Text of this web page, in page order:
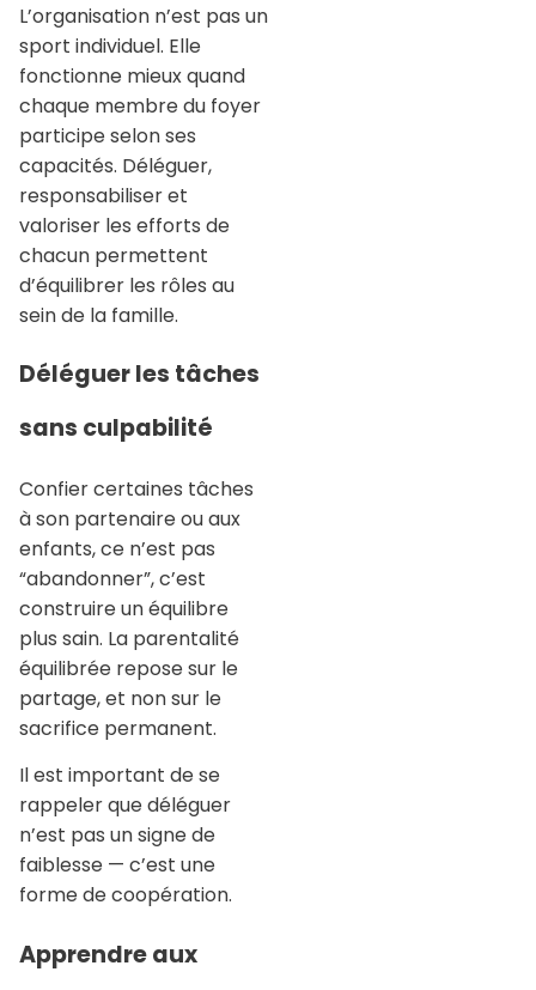
L’organisation n’est pas un
sport individuel. Elle
fonctionne mieux quand
chaque membre du foyer
participe selon ses
capacités. Déléguer,
responsabiliser et
valoriser les efforts de
chacun permettent
d’équilibrer les rôles au
sein de la famille.
Déléguer les tâches
sans culpabilité
Confier certaines tâches
à son partenaire ou aux
enfants, ce n’est pas
“abandonner”, c’est
construire un équilibre
plus sain. La parentalité
équilibrée repose sur le
partage, et non sur le
sacrifice permanent.
Il est important de se
rappeler que déléguer
n’est pas un signe de
faiblesse — c’est une
forme de coopération.
Apprendre aux